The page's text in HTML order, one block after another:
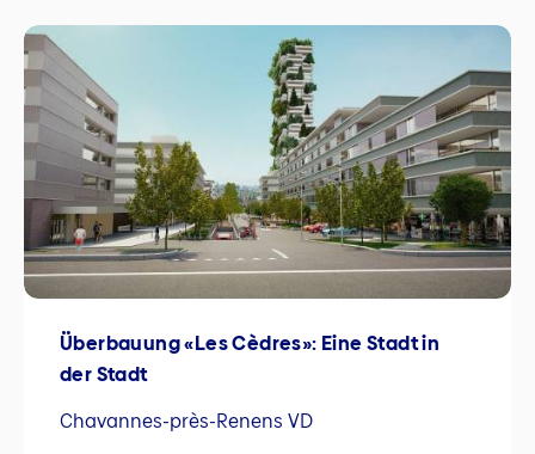
Überbauung «Les Cèdres»: Eine Stadt in
der Stadt
Chavannes-près-Renens VD